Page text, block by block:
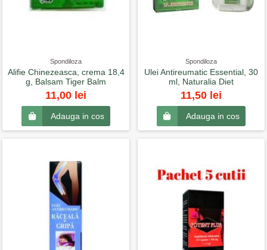
Spondiloza
Alifie Chinezeasca, crema 18,4
g, Balsam Tiger Balm
11,00 lei
Adauga in cos
Spondiloza
Ulei Antireumatic Essential, 30
ml, Naturalia Diet
11,50 lei
Adauga in cos